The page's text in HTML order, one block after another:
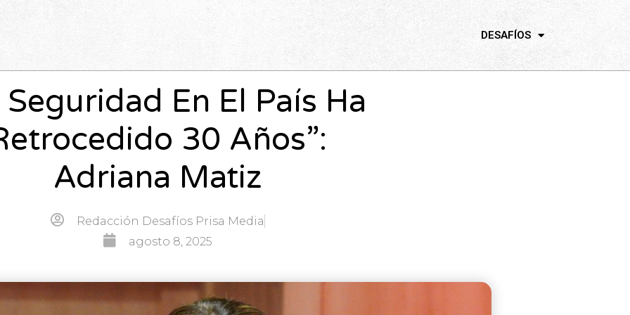
DESAFÍOS
Seguridad En El País Ha
30 Años”:
Adriana Matiz
Redacción Desafíos Prisa Media
agosto 8, 2025